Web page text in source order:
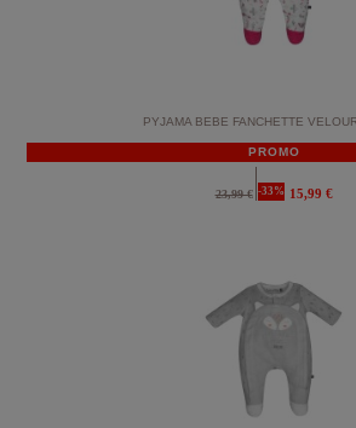
PYJAMA BEBE FANCHETTE
PROMO
23,99 € -33% 15,99 €